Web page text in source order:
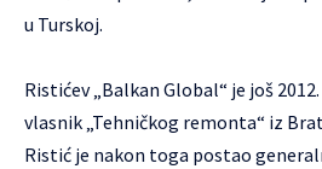
u Turskoj.
Ristićev „Balkan Global“ je još
vlasnik „Tehničkog remonta“ iz
Ristić je nakon toga postao